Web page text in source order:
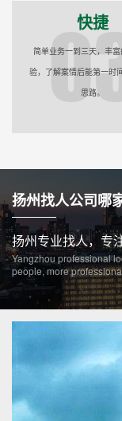
快捷
简单业务一到三天，丰
验，了解案情后能第一时
思路。
扬州找人公司哪
扬州专业找人，专
Yangzhou professional
people, more